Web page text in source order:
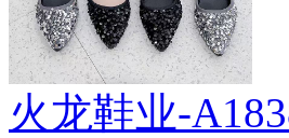
火龙鞋业-